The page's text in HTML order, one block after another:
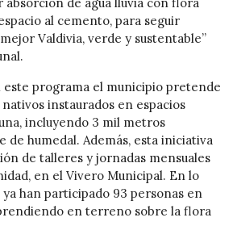
al cemento, para seguir
Valdivia, verde y sustentable”
este programa el municipio pretende
instaurados en espacios
incluyendo 3 mil metros
de humedal. Además, esta iniciativa
de talleres y jornadas mensuales
en el Vivero Municipal. En lo
ya han participado 93 personas en
en terreno sobre la flora